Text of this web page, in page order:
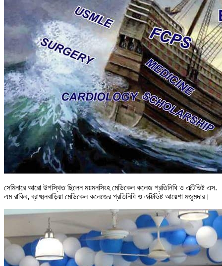
সেমিনারে আরো উপস্থিত ছিলেন ময়মনসিংহ মেডিকেল কলেজ প্রতিনিধি ও এক্টিভিষ্ট এস.
এম রাকিব, ব্রাক্ষ্মনবাড়িয়া মেডিকেল কলেজের প্রতিনিধি ও এক্টিভিষ্ট আয়েশা মজুমদার।